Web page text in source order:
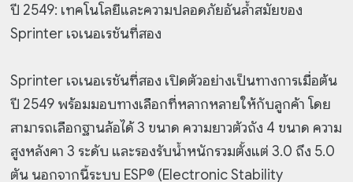
ปี 2549: เทคโนโลยีและความปลอดภัยอันล้ำสมัยของ
Sprinter เจเนอเรชันที่สอง
Sprinter เจเนอเรชันที่สอง เปิดตัวอย่างเป็นทางการเมื่อต้น
ปี 2549 พร้อมมอบทางเลือกที่หลากหลายให้กับลูกค้า โดย
สามารถเลือกฐานล้อได้ 3 ขนาด ความยาวตัวถัง 4 ขนาด ความ
สูงหลังคา 3 ระดับ และรองรับน้ำหนักรวมตั้งแต่ 3.0 ถึง 5.0
ตัน นอกจากนี้ระบบ ESP® (Electronic Stability